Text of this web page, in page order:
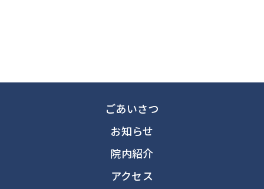
ごあいさつ
お知らせ
院内紹介
アクセス